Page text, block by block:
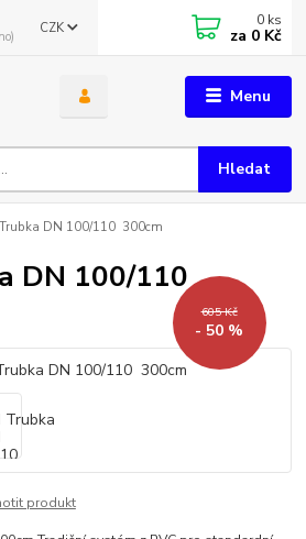
Menu
CZK
Hledat
0 ks
za 0 Kč
DN 100/110 300cm
DN 100/110
605 Kč
- 50 %
produkt